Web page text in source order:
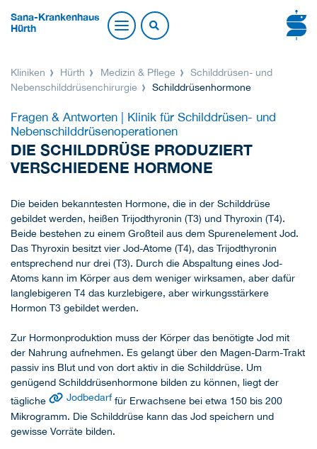
Sana-Krankenhaus
Hürth
Kliniken Hürth Medizin & Pflege
Schilddrüsen- und
Nebenschilddrüsenchirurgie
Schilddrüsenhormone
Fragen & Antworten | Klinik für Schilddrüsen- und
Nebenschilddrüsenoperationen
DIE SCHILDDRÜSE PRODUZIERT
VERSCHIEDENE HORMONE
Die beiden bekanntesten Hormone, die in der Schilddrüse
gebildet werden, heißen Trijodthyronin (T3) und Thyroxin (T4).
Beide bestehen zu einem Großteil aus dem Spurenelement Jod.
Das Thyroxin besitzt vier Jod-Atome (T4), das Trijodthyronin
entsprechend nur drei (T3). Durch die Abspaltung eines Jod-
Atoms kann im Körper aus dem weniger wirksamen, aber dafür
langlebigeren T4 das kurzlebigere, aber wirkungsstärkere
Hormon T3 gebildet werden.
Zur Hormonproduktion muss der Körper das benötigte Jod mit
der Nahrung aufnehmen. Es gelangt über den Magen-Darm-Trakt
passiv ins Blut und von dort aktiv in die Schilddrüse. Um
genügend Schilddrüsenhormone bilden zu können, liegt der
tägliche
Jodbedarf für Erwachsene bei etwa 150 bis 200
Mikrogramm. Die Schilddrüse kann das Jod speichern und
gewisse Vorräte bilden.